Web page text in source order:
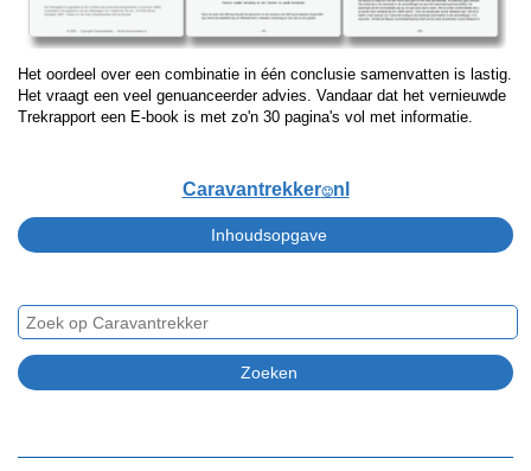
Het oordeel over een combinatie in één conclusie samenvatten is lastig.
Het vraagt een veel genuanceerder advies. Vandaar dat het vernieuwde
Trekrapport een E-book is met zo'n 30 pagina's vol met informatie.
Caravantrekker🙂nl